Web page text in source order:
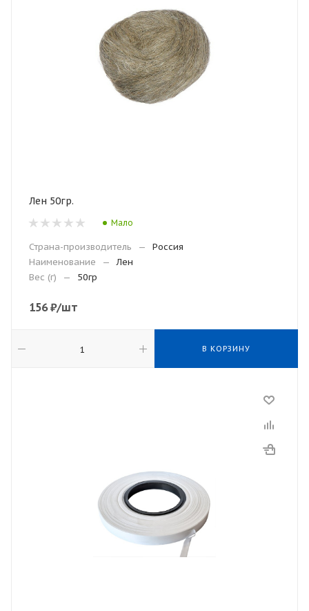
Лен 50гр.
Мало
Страна-производитель —
Россия
Наименование
—
Лен
Вес (г)
— 50гр
156₽/шт
В КОРЗИНУ